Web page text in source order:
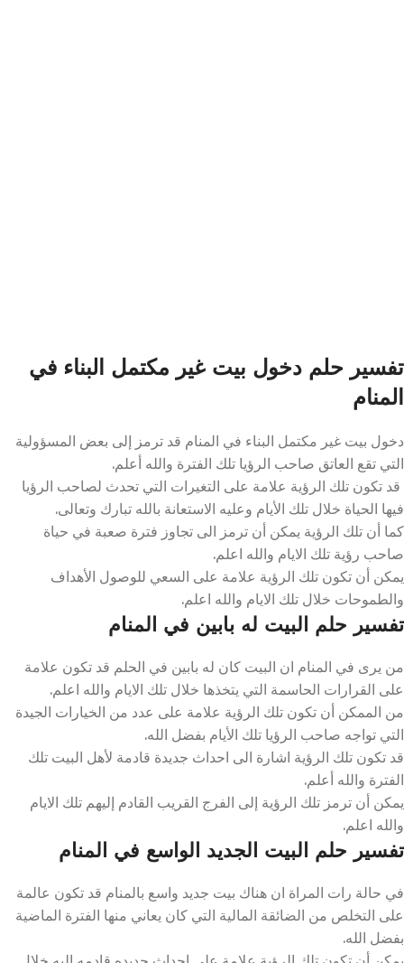
تفسير حلم دخول بيت غير مكتمل البناء في
المنام
دخول بيت غير مكتمل البناء في المنام قد ترمز إلى بعض المسؤولية
التي تقع العاتق صاحب الرؤيا تلك الفترة والله أعلم.
قد تكون تلك الرؤية علامة على التغيرات التي تحدث لصاحب الرؤيا
فيها الحياة خلال تلك الأيام وعليه الاستعانة بالله تبارك وتعالى.
كما أن تلك الرؤية يمكن أن ترمز الى تجاوز فترة صعبة في حياة
صاحب رؤية تلك الايام والله اعلم.
يمكن أن تكون تلك الرؤية علامة على السعي للوصول الأهداف
والطموحات خلال تلك الايام والله اعلم.
تفسير حلم البيت له بابين في المنام
من يرى في المنام ان البيت كان له بابين في الحلم قد تكون علامة
على القرارات الحاسمة التي يتخذها خلال تلك الايام والله اعلم.
من الممكن أن تكون تلك الرؤية علامة على عدد من الخيارات الجيدة
التي تواجه صاحب الرؤيا تلك الأيام بفضل الله.
قد تكون تلك الرؤية اشارة الى احداث جديدة قادمة لأهل البيت تلك
الفترة والله أعلم.
يمكن أن ترمز تلك الرؤية إلى الفرج القريب القادم إليهم تلك الايام
والله اعلم.
تفسير حلم البيت الجديد الواسع في المنام
في حالة رات المراة ان هناك بيت جديد واسع بالمنام قد تكون عالمة
على التخلص من الضائقة المالية التي كان يعاني منها الفترة الماضية
بفضل الله.